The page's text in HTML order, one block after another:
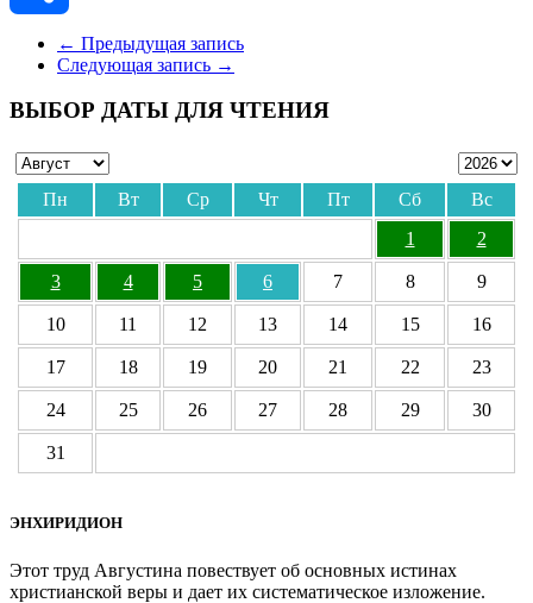
Отправить
← Предыдущая запись
Следующая запись →
ВЫБОР ДАТЫ ДЛЯ ЧТЕНИЯ
Пн Вт Ср Чт Пт Сб
Вс
1
2
3 4 5 6 7 8 9
10 11 12 13 14 15 16
17 18 19 20 21 22 23
24 25 26 27 28 29 30
31
ЭНХИРИДИОН
Этот труд Августина повествует об основных истинах
христианской веры и дает их систематическое изложение.